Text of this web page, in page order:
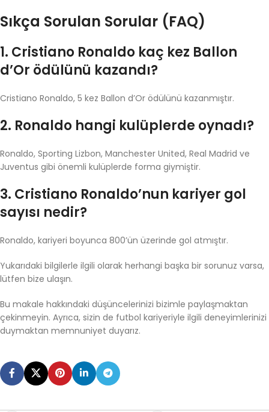
Sıkça Sorulan Sorular (FAQ)
1. Cristiano Ronaldo kaç kez Ballon
d’Or ödülünü kazandı?
Cristiano Ronaldo, 5 kez Ballon d’Or ödülünü kazanmıştır.
2. Ronaldo hangi kulüplerde oynadı?
Ronaldo, Sporting Lizbon, Manchester United, Real Madrid ve
Juventus gibi önemli kulüplerde forma giymiştir.
3. Cristiano Ronaldo’nun kariyer gol
sayısı nedir?
Ronaldo, kariyeri boyunca 800’ün üzerinde gol atmıştır.
Yukarıdaki bilgilerle ilgili olarak herhangi başka bir sorunuz varsa,
lütfen bize ulaşın.
Bu makale hakkındaki düşüncelerinizi bizimle paylaşmaktan
çekinmeyin. Ayrıca, sizin de futbol kariyeriyle ilgili deneyimlerinizi
duymaktan memnuniyet duyarız.